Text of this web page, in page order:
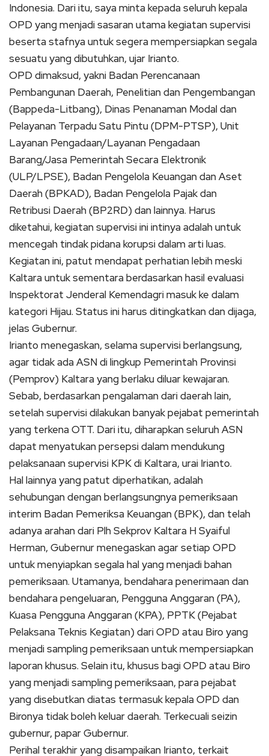
Indonesia. Dari itu, saya minta kepada seluruh kepala
OPD yang menjadi sasaran utama kegiatan supervisi
beserta stafnya untuk segera mempersiapkan segala
sesuatu yang dibutuhkan, ujar Irianto.
OPD dimaksud, yakni Badan Perencanaan
Pembangunan Daerah, Penelitian dan Pengembangan
(Bappeda-Litbang), Dinas Penanaman Modal dan
Pelayanan Terpadu Satu Pintu (DPM-PTSP), Unit
Layanan Pengadaan/Layanan Pengadaan
Barang/Jasa Pemerintah Secara Elektronik
(ULP/LPSE), Badan Pengelola Keuangan dan Aset
Daerah (BPKAD), Badan Pengelola Pajak dan
Retribusi Daerah (BP2RD) dan lainnya. Harus
diketahui, kegiatan supervisi ini intinya adalah untuk
mencegah tindak pidana korupsi dalam arti luas.
Kegiatan ini, patut mendapat perhatian lebih meski
Kaltara untuk sementara berdasarkan hasil evaluasi
Inspektorat Jenderal Kemendagri masuk ke dalam
kategori Hijau. Status ini harus ditingkatkan dan dijaga,
jelas Gubernur.
Irianto menegaskan, selama supervisi berlangsung,
agar tidak ada ASN di lingkup Pemerintah Provinsi
(Pemprov) Kaltara yang berlaku diluar kewajaran.
Sebab, berdasarkan pengalaman dari daerah lain,
setelah supervisi dilakukan banyak pejabat pemerintah
yang terkena OTT. Dari itu, diharapkan seluruh ASN
dapat menyatukan persepsi dalam mendukung
pelaksanaan supervisi KPK di Kaltara, urai Irianto.
Hal lainnya yang patut diperhatikan, adalah
sehubungan dengan berlangsungnya pemeriksaan
interim Badan Pemeriksa Keuangan (BPK), dan telah
adanya arahan dari Plh Sekprov Kaltara H Syaiful
Herman, Gubernur menegaskan agar setiap OPD
untuk menyiapkan segala hal yang menjadi bahan
pemeriksaan. Utamanya, bendahara penerimaan dan
bendahara pengeluaran, Pengguna Anggaran (PA),
Kuasa Pengguna Anggaran (KPA), PPTK (Pejabat
Pelaksana Teknis Kegiatan) dari OPD atau Biro yang
menjadi sampling pemeriksaan untuk mempersiapkan
laporan khusus. Selain itu, khusus bagi OPD atau Biro
yang menjadi sampling pemeriksaan, para pejabat
yang disebutkan diatas termasuk kepala OPD dan
Bironya tidak boleh keluar daerah. Terkecuali seizin
gubernur, papar Gubernur.
Perihal terakhir yang disampaikan Irianto, terkait